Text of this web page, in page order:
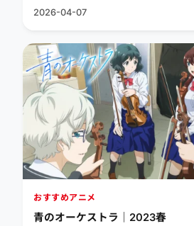
2026-04-07
おすすめアニメ
青のオーケストラ｜2023春